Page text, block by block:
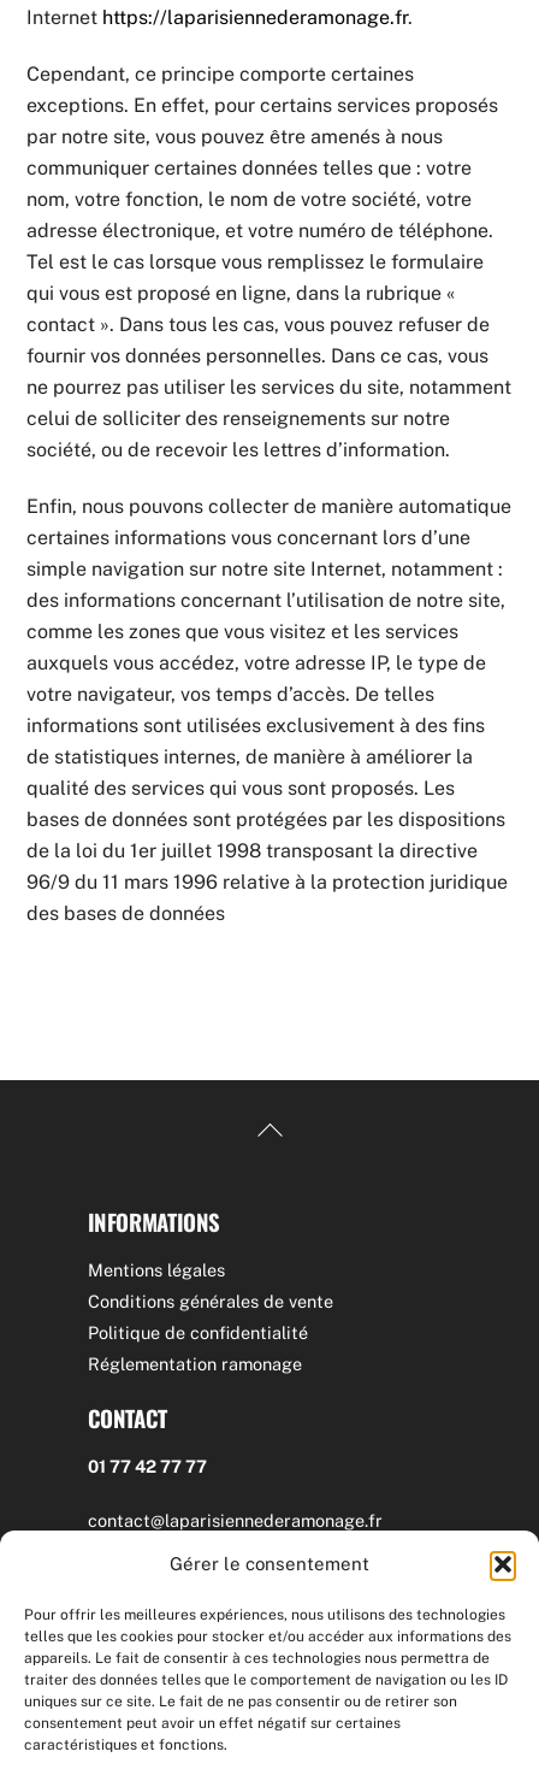
Gérer le consentement
Pour offrir les meilleures expériences, nous utilisons des technologies
telles que les cookies pour stocker et/ou accéder aux informations des
appareils. Le fait de consentir à ces technologies nous permettra de
traiter des données telles que le comportement de navigation ou les ID
uniques sur ce site. Le fait de ne pas consentir ou de retirer son
consentement peut avoir un effet négatif sur certaines
caractéristiques et fonctions.
Internet https://laparisiennederamonage.fr.
Cependant, ce principe comporte certaines
exceptions. En effet, pour certains services proposés
par notre site, vous pouvez être amenés à nous
communiquer certaines données telles que : votre
nom, votre fonction, le nom de votre société, votre
adresse électronique, et votre numéro de téléphone.
Tel est le cas lorsque vous remplissez le formulaire
qui vous est proposé en ligne, dans la rubrique «
contact ». Dans tous les cas, vous pouvez refuser de
fournir vos données personnelles. Dans ce cas, vous
ne pourrez pas utiliser les services du site, notamment
celui de solliciter des renseignements sur notre
société, ou de recevoir les lettres d’information.
Enfin, nous pouvons collecter de manière automatique
certaines informations vous concernant lors d’une
simple navigation sur notre site Internet, notamment :
des informations concernant l’utilisation de notre site,
comme les zones que vous visitez et les services
auxquels vous accédez, votre adresse IP, le type de
votre navigateur, vos temps d’accès. De telles
informations sont utilisées exclusivement à des fins
de statistiques internes, de manière à améliorer la
qualité des services qui vous sont proposés. Les
bases de données sont protégées par les dispositions
de la loi du 1er juillet 1998 transposant la directive
96/9 du 11 mars 1996 relative à la protection juridique
des bases de données
Back
INFORMATIONS
Mentions légales
Conditions générales de vente
Politique de confidentialité
Réglementation ramonage
CONTACT
01 77 42 77 77
contact@laparisiennederamonage.fr
Lundi – vendredi / 9h – 18h
La Parisienne de Ramonage
58 rue Gambetta – 92240 MALAKOFF
SUIVEZ-NOUS